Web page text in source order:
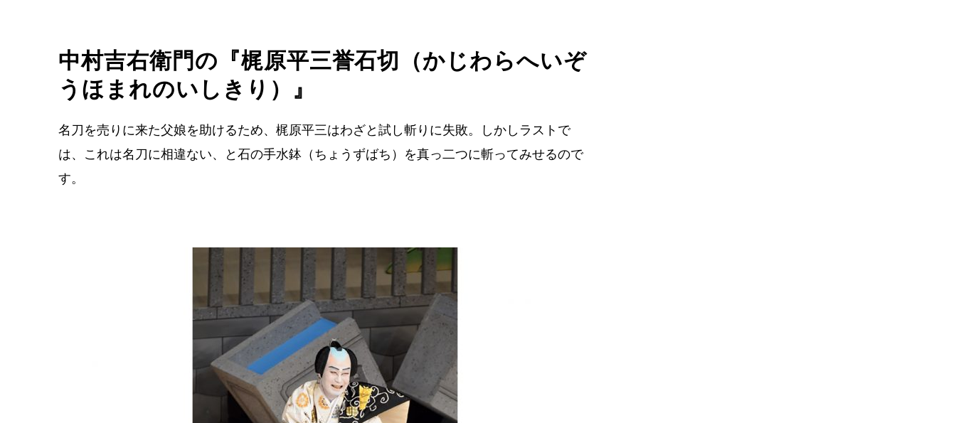
中村吉右衛門の『梶原平三誉石切（かじわらへいぞ
うほまれのいしきり）』
名刀を売りに来た父娘を助けるため、梶原平三はわざと試し斬りに失敗。しかしラストで
は、これは名刀に相違ない、と石の手水鉢（ちょうずばち）を真っ二つに斬ってみせるので
す。